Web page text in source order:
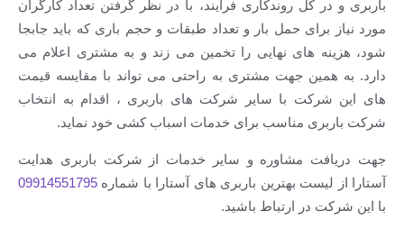
باربری و در کل روندکاری فرایند، با در نظر گرفتن تعداد کارگران
مورد نیاز برای حمل بار و تعداد طبقات و حجم باری که باید جابجا
شود، هزینه های نهایی را تخمین می زند و به مشتری اعلام می
دارد. به همین جهت مشتری به راحتی می تواند با مقایسه قیمت
های این شرکت با سایر شرکت های باربری ، اقدام به انتخاب
شرکت باربری مناسب برای خدمات اسباب کشی خود نماید.
جهت دریافت مشاوره و سایر خدمات از شرکت باربری هدایت
آستارا از لیست بهترین باربری های آستارا با شماره 09914551795
با این شرکت در ارتباط باشید.